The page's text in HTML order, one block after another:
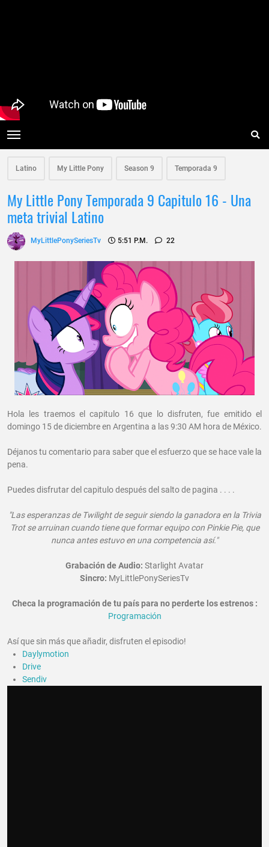
Latino My Little Pony Season 9 Temporada 9
My Little Pony Temporada 9 Capitulo 16 - Una
meta trivial Latino
MyLittlePonySeriesTv 5:51 P.m. 22
Hola les traemos el capitulo 16 que lo disfruten, fue emitido el
domingo 15 de diciembre en Argentina a las 9:30 AM hora de México.
Déjanos tu comentario para saber que el esfuerzo que se hace vale la
pena.
Puedes disfrutar del capitulo después del salto de pagina . . . .
"Las esperanzas de Twilight de seguir siendo la ganadora en la Trivia
Trot se arruinan cuando tiene que formar equipo con Pinkie Pie, que
nunca antes estuvo en una competencia así."
Grabación de Audio: Starlight Avatar
Sincro: MyLittlePonySeriesTv
Checa la programación de tu país para no perderte los estrenos :
Programación
Así que sin más que añadir, disfruten el episodio!
Daylymotion
Drive
Sendiv